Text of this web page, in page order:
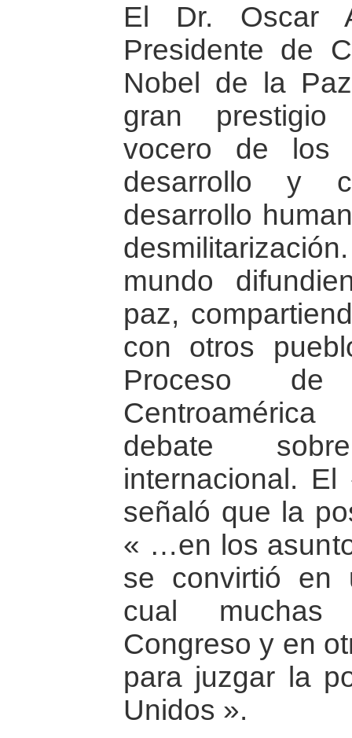
El Dr. Oscar
Presidente de
Nobel de la
gran prestigio
vocero de los
desarrollo y
desarrollo
mundo
paz,
con otros
Proceso de
debate
internacional.
señaló que la
« …en los
se convirtió en
cual
Congreso y en
para juzgar la
Unidos ».